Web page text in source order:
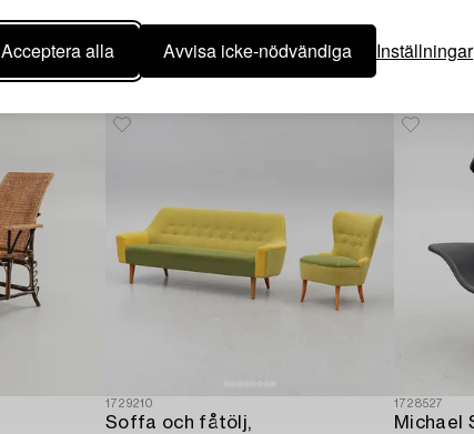
Acceptera alla Avvisa icke-nödvändiga Inställningar
Andra har även tittat på
1729210
Soffa och fåtölj,
1728527
Michael